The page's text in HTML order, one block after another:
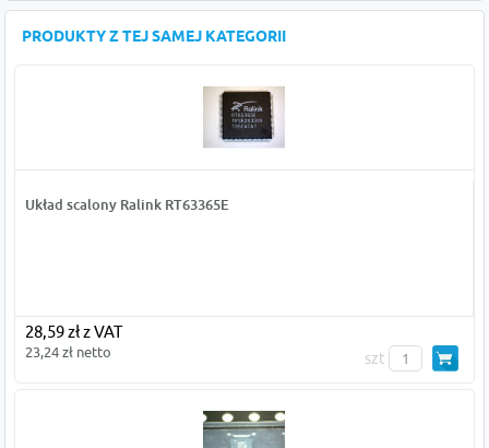
PRODUKTY Z TEJ SAMEJ KATEGORII
Układ scalony Ralink RT63365E
28,59 zł z VAT
23,24 zł netto szt